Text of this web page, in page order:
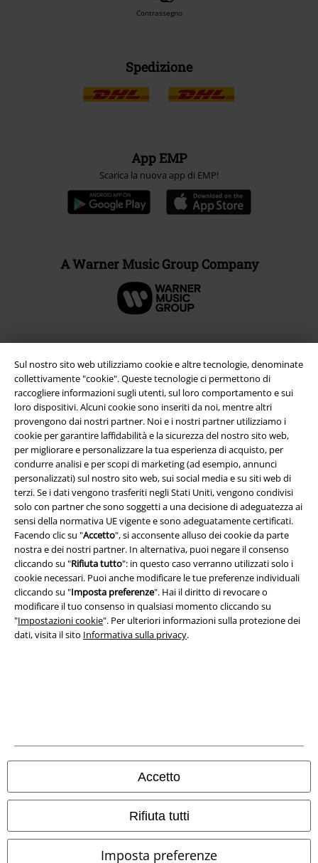
Sul nostro sito web utilizziamo cookie e altre tecnologie, denominate
collettivamente "cookie". Queste tecnologie ci permettono di
raccogliere informazioni sugli utenti, sul loro comportamento e sui
loro dispositivi. Alcuni cookie sono inseriti da noi, mentre altri
provengono dai nostri partner. Noi e i nostri partner utilizziamo i
cookie per garantire laffidabilità e la sicurezza del nostro sito web,
per migliorare e personalizzare la tua esperienza di acquisto, per
condurre analisi e per scopi di marketing (ad esempio, annunci
personalizzati) sul nostro sito web, sui social media e su siti web di
terzi. Se i dati vengono trasferiti negli Stati Uniti, vengono condivisi
solo con partner che sono soggetti a una decisione di adeguatezza ai
sensi della normativa UE vigente e sono adeguatamente certificati.
Facendo clic su "Accetto", si acconsente alluso dei cookie da parte
nostra e dei nostri partner. In alternativa, puoi negare il consenso
cliccando su "Rifiuta tutto": in questo caso verranno utilizzati solo i
cookie necessari. Puoi anche modificare le tue preferenze individuali
cliccando su "Imposta preferenze". Hai il diritto di revocare o
modificare il tuo consenso in qualsiasi momento cliccando su
"Impostazioni cookie". Per ulteriori informazioni sulla protezione dei
dati, visita il sito Informativa sulla privacy.
Accetto
Rifiuta tutti
Imposta preferenze
Contrassegno
Spedizione
App EMP
Scarica la nuova app di EMP!
A Warner Music Group Company
Info legali
Termini & Condizioni
Redazione
Legge sulla Privacy
Smaltimento rifiuti e protezione dell’ambiente
Dichiarazione di Conformità
Gli altri shop EMP nel mondo